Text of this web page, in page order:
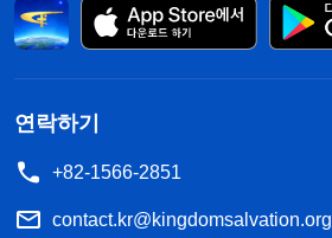
연락하기
+82-1566-2851
contact.kr@kingdomsalvation.org